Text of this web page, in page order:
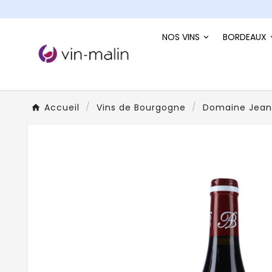
NOS VINS BORDEAUX
Accueil Vins de Bourgogne Domaine